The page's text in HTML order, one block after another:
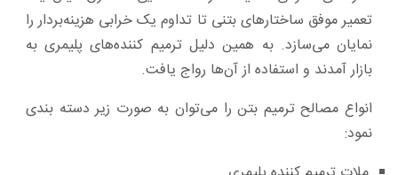
تعمیر موفق ساختارهای بتنی تا تداوم یک خرابی هزینه‌بردار را
نمایان می‌سازد. به همین دلیل ترمیم کننده‌های پلیمری به
بازار آمدند و استفاده از آن‌ها رواج یافت.
انواع مصالح ترمیم بتن را می‌توان به صورت زیر دسته بندی
نمود: